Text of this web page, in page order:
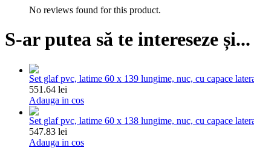
No reviews found for this product.
S-ar putea să te intereseze și...
Set glaf pvc, latime 60 x 139 lungime, nuc, cu capace
551.64 lei
Adauga in cos
Set glaf pvc, latime 60 x 138 lungime, nuc, cu capace
547.83 lei
Adauga in cos